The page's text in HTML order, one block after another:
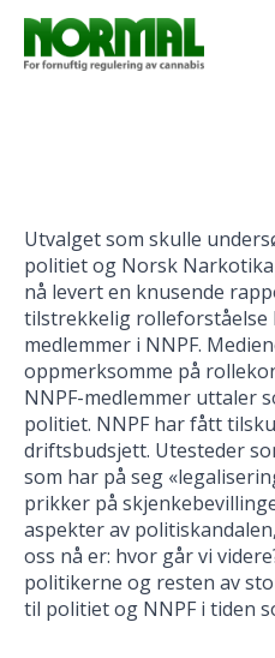
Utvalget som skulle
politiet og Norsk
nå levert en knusende
tilstrekkelig
medlemmer i NNPF.
oppmerksomme på
NNPF-medlemmer uttaler
politiet. NNPF har fått
driftsbudsjett. Utesteder
som har på seg
prikker på
aspekter av
oss nå er: hvor går vi
politikerne og resten av
til politiet og NNPF i tiden